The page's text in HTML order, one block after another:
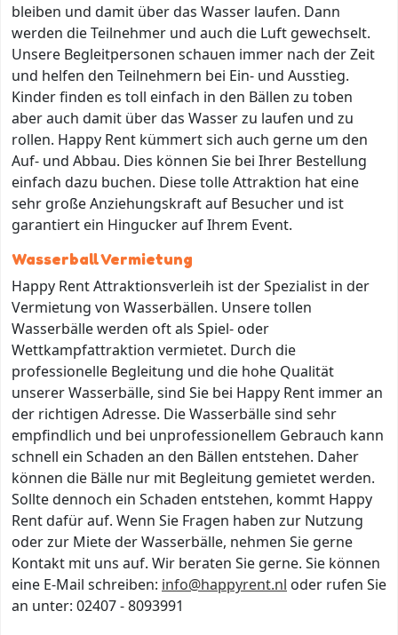
bleiben und damit über das Wasser laufen. Dann
werden die Teilnehmer und auch die Luft gewechselt.
Unsere Begleitpersonen schauen immer nach der Zeit
und helfen den Teilnehmern bei Ein- und Ausstieg.
Kinder finden es toll einfach in den Bällen zu toben
aber auch damit über das Wasser zu laufen und zu
rollen. Happy Rent kümmert sich auch gerne um den
Auf- und Abbau. Dies können Sie bei Ihrer Bestellung
einfach dazu buchen. Diese tolle Attraktion hat eine
sehr große Anziehungskraft auf Besucher und ist
garantiert ein Hingucker auf Ihrem Event.
Wasserball Vermietung
Happy Rent Attraktionsverleih ist der Spezialist in der
Vermietung von Wasserbällen. Unsere tollen
Wasserbälle werden oft als Spiel- oder
Wettkampfattraktion vermietet. Durch die
professionelle Begleitung und die hohe Qualität
unserer Wasserbälle, sind Sie bei Happy Rent immer an
der richtigen Adresse. Die Wasserbälle sind sehr
empfindlich und bei unprofessionellem Gebrauch kann
schnell ein Schaden an den Bällen entstehen. Daher
können die Bälle nur mit Begleitung gemietet werden.
Sollte dennoch ein Schaden entstehen, kommt Happy
Rent dafür auf. Wenn Sie Fragen haben zur Nutzung
oder zur Miete der Wasserbälle, nehmen Sie gerne
Kontakt mit uns auf. Wir beraten Sie gerne. Sie können
eine E-Mail schreiben: info@happyrent.nl oder rufen Sie
an unter: 02407 - 8093991